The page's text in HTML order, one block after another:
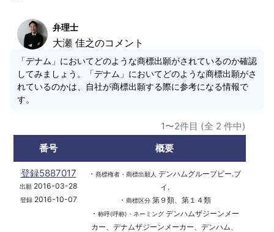
弁理士
大瀬 佳之のコメント
「デナム」においてどのような商標出願がされているのか確認
してみましょう。「デナム」においてどのような商標出願がさ
れているのかは、自社が商標出願する際に参考になる情報で
す。
1〜2件目 (全 2 件中)
番号
概要
登録5887017
出願2016-03-28
登録2016-10-07
・ 商標権者・商標出願人 デンハムグループビー.ブ
イ.
・ 商標区分第９類、第１４類
・ 称呼(呼称)・ネーミングデンハムザジーンメー
カー、デナムザジーンメーカー、デンハム、